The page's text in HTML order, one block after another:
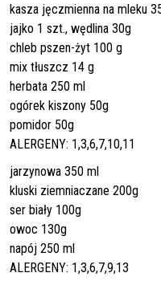
kasza jęczmienna na mleku
jajko 1 szt., wędlina 30g
chleb pszen-żyt 100 g
mix tłuszcz 14 g
herbata 250 ml
ogórek kiszony 50g
pomidor 50g
ALERGENY: 1,3,6,7,10,11
jarzynowa 350 ml
kluski ziemniaczane 200g
ser biały 100g
owoc 130g
napój 250 ml
ALERGENY: 1,3,6,7,9,13